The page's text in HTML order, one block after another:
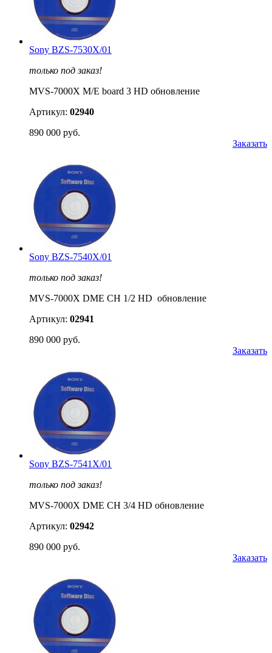
Sony BZS-7530X/01
только под заказ!
MVS-7000X M/E board 3 HD обновление
Артикул: 02940
890 000 руб.
Заказать
Sony BZS-7540X/01
только под заказ!
MVS-7000X DME CH 1/2 HD обновление
Артикул: 02941
890 000 руб.
Заказать
Sony BZS-7541X/01
только под заказ!
MVS-7000X DME CH 3/4 HD обновление
Артикул: 02942
890 000 руб.
Заказать